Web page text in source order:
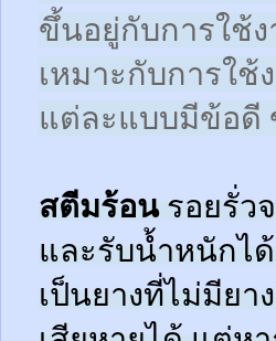
ขึ้นอยู่กับการใช้
เหมาะกับการใช้
แต่ละแบบมีข้อดี
สตีมร้อนรอยรั่ว
และรับน้ำหนักไ
เป็นยางที่ไม่มียา